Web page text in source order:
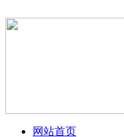
网站首页